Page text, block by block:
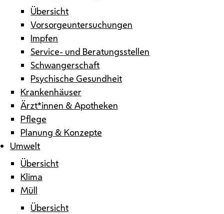
Übersicht
Vorsorgeuntersuchungen
Impfen
Service- und Beratungsstellen
Schwangerschaft
Psychische Gesundheit
Krankenhäuser
Ärzt*innen & Apotheken
Pflege
Planung & Konzepte
Umwelt
Übersicht
Klima
Müll
Übersicht